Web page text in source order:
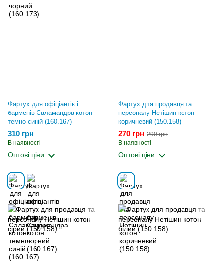
Фартух для офіціантів і
барменів Саламандра котон
темно-синій (160.167)
310 грн
В наявності
Оптові ціни
Фартух для продавця та
персоналу Нетішин котон
коричневий (150.158)
270 грн 290 грн
В наявності
Оптові ціни